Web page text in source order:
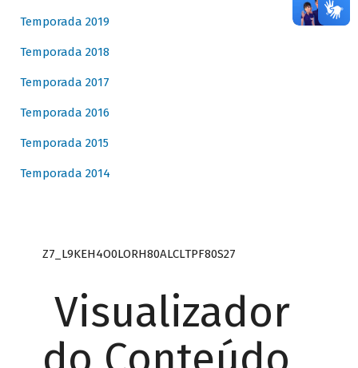
Temporada 2019
Temporada 2018
Temporada 2017
Temporada 2016
Temporada 2015
Temporada 2014
Z7_L9KEH4O0LORH80ALCLTPF80S27
Visualizador